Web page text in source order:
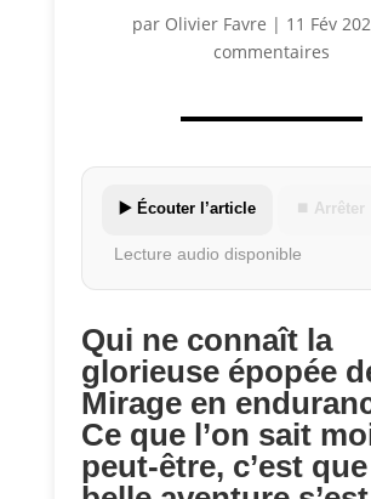
par Olivier Favre | 11 Fév
commentaires
▶️ Écouter l’article ⏹ Arrêter
Lecture audio disponible
Qui ne connaît la
glorieuse épopée
Mirage en
Ce que l’on sait
peut-être, c’est